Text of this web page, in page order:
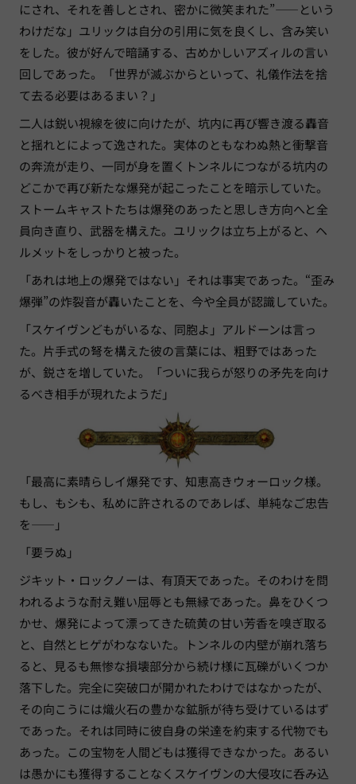
にされ、それを善しとされ、密かに微笑まれた”——という
わけだな」ユリックは自分の引用に気を良くし、含み笑い
をした。彼が好んで暗誦する、古めかしいアズィルの言い
回しであった。「世界が滅ぶからといって、礼儀作法を捨
て去る必要はあるまい？」
二人は鋭い視線を彼に向けたが、坑内に再び響き渡る轟音
と揺れとによって逸された。実体のともなわぬ熱と衝撃音
の奔流が走り、一同が身を置くトンネルにつながる坑内の
どこかで再び新たな爆発が起こったことを暗示していた。
ストームキャストたちは爆発のあったと思しき方向へと全
員向き直り、武器を構えた。ユリックは立ち上がると、ヘ
ルメットをしっかりと被った。
「あれは地上の爆発ではない」それは事実であった。“歪み
爆弾”の炸裂音が轟いたことを、今や全員が認識していた。
「スケイヴンどもがいるな、同胞よ」アルドーンは言っ
た。片手式の弩を構えた彼の言葉には、粗野ではあった
が、鋭さを増していた。「ついに我らが怒りの矛先を向け
るべき相手が現れたようだ」
「最高に素晴らしイ爆発です、知恵高きウォーロック様。
もし、もシも、私めに許されるのであレば、単純なご忠告
を——」
「要ラぬ」
ジキット・ロックノーは、有頂天であった。そのわけを問
われるような耐え難い屈辱とも無縁であった。鼻をひくつ
かせ、爆発によって漂ってきた硫黄の甘い芳香を嗅ぎ取る
と、自然とヒゲがわなないた。トンネルの内壁が崩れ落ち
ると、見るも無惨な損壊部分から続け様に瓦礫がいくつか
落下した。完全に突破口が開かれたわけではなかったが、
その向こうには熾火石の豊かな鉱脈が待ち受けているはず
であった。それは同時に彼自身の栄達を約束する代物でも
あった。この宝物を人間どもは獲得できなかった。あるい
は愚かにも獲得することなくスケイヴンの大侵攻に呑み込